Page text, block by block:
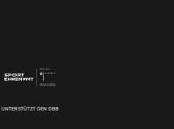
UNTERSTÜTZT DEN DBB